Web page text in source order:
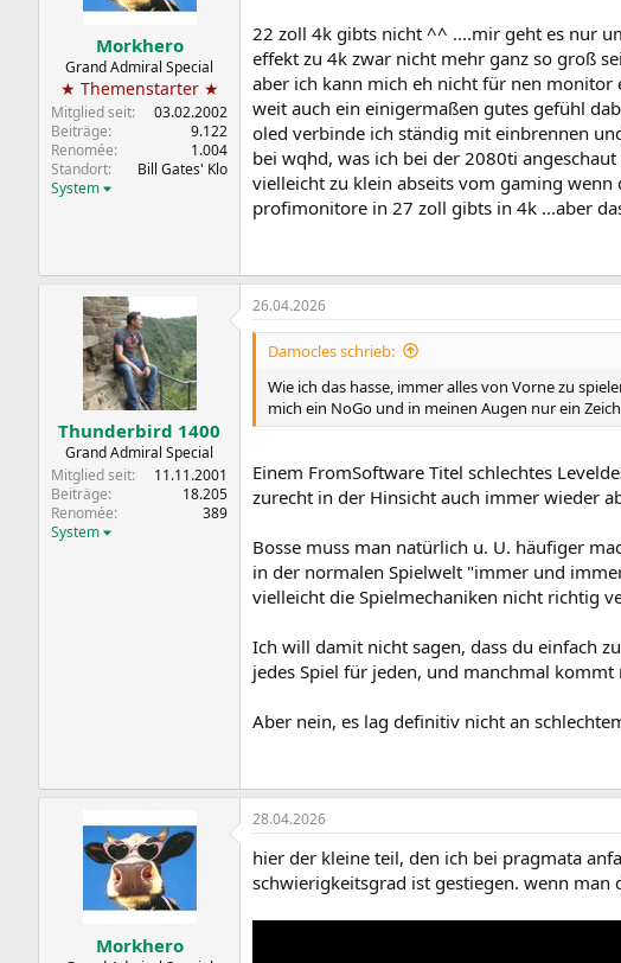
Morkhero
Grand Admiral Special
★ Themenstarter ★
Mitglied seit
03.02.2002
Beiträge
9.122
Renomée
1.004
Standort
Bill Gates' Klo
System
22 zoll 4k gibts nicht ^^ ....mir geht es nur
effekt zu 4k zwar nicht mehr ganz so groß
aber ich kann mich eh nicht für nen
weit auch ein einigermaßen gutes gefühl
oled verbinde ich ständig mit einbrennen
bei wqhd, was ich bei der 2080ti
vielleicht zu klein abseits vom gaming
profimonitore in 27 zoll gibts in 4k ...aber
Thunderbird 1400
Grand Admiral Special
Mitglied seit
11.11.2001
Beiträge
18.205
Renomée
389
System
26.04.2026
Damocles schrieb:
Wie ich das hasse, immer alles von Vorne zu
mich ein NoGo und in meinen Augen nur ein
Einem FromSoftware Titel schlechtes
zurecht in der Hinsicht auch immer wieder
Bosse muss man natürlich u. U. häufiger
in der normalen Spielwelt "immer und
vielleicht die Spielmechaniken nicht richtig
Ich will damit nicht sagen, dass du einfach
jedes Spiel für jeden, und manchmal
Aber nein, es lag definitiv nicht an
Morkhero
28.04.2026
hier der kleine teil, den ich bei pragmata
schwierigkeitsgrad ist gestiegen. wenn man